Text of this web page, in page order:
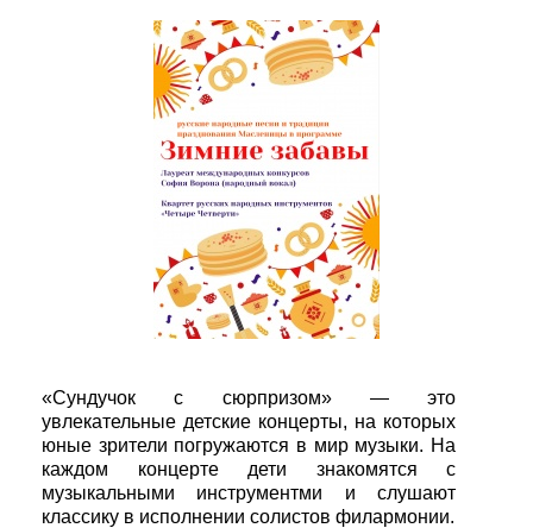
«Сундучок с сюрпризом» — это
увлекательные детские концерты, на которых
юные зрители погружаются в мир музыки. На
каждом концерте дети знакомятся с
музыкальными инструментми и слушают
классику в исполнении солистов филармонии.